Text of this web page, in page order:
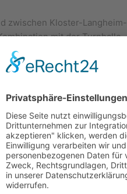
zwischen Kloster-Langheim-
mit der Turnhalle
und lichtdurchfluteter
alle benötigten Nutzungen
Freiflächennutzung
in den Pausenhof, zur
Backsteinbau
und weniger stark
des Schulhauses, hin
sind dabei bestens belichtet.